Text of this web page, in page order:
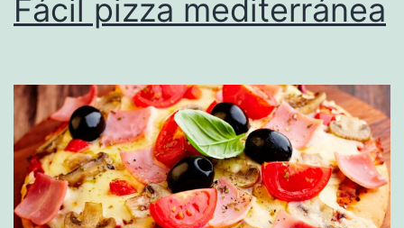
Fácil pizza mediterránea